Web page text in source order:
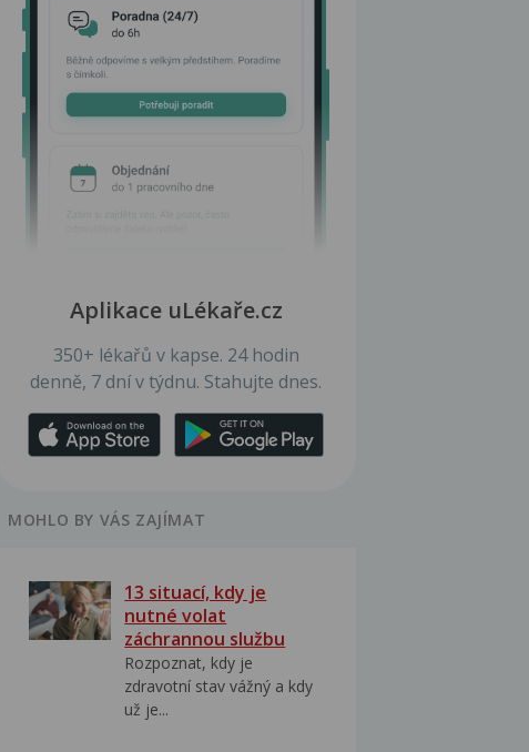
Aplikace uLékaře.cz
350+ lékařů v kapse. 24 hodin
denně, 7 dní v týdnu. Stahujte dnes.
MOHLO BY VÁS ZAJÍMAT
13 situací, kdy je
nutné volat
záchrannou službu
Rozpoznat, kdy je
zdravotní stav vážný a kdy
už je...